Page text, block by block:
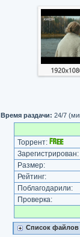
Время раздачи: 24/7
Торрент:
Зарегистрирован:
Размер:
Рейтинг:
Поблагодарили:
Проверка:
Список файлов